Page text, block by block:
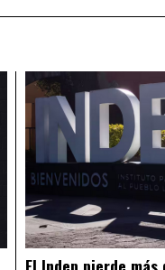
El Indep pierde más